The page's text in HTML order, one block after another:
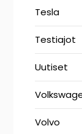
Tesla
Testiajot
Uutiset
Volvo